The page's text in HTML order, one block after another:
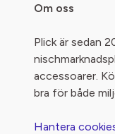
Om oss
Plick är sedan
accessoarer.
bra för både
Hantera